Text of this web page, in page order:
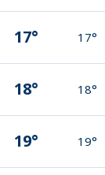
17° 17°
18° 18°
19° 19°